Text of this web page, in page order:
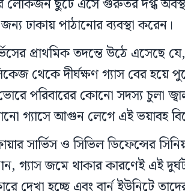
ছুটে এসে গুরুতর দগ্ধ
ঢাকায় পাঠানোর ব্যবস্থা করেন।
প্রাথমিক তদন্তে উঠে এসেছে
থেকে দীর্ঘক্ষণ গ্যাস বের হয়ে
পরিবারের কোনো সদস্য চুলা
গ্যাসে আগুন লেগে এই ভয়াবহ
সার্ভিস ও সিভিল ডিফেন্সের
গ্যাস জমে থাকার কারণেই এই